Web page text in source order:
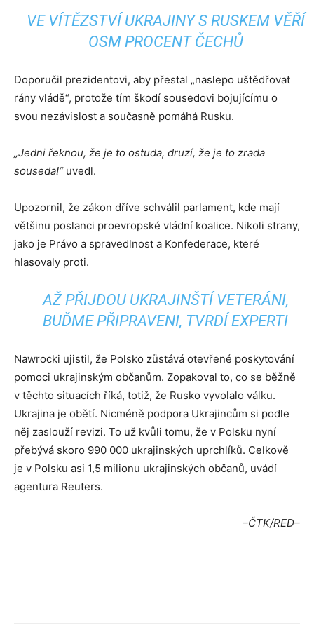
VE VÍTĚZSTVÍ UKRAJINY S RUSKEM VĚŘÍ
OSM PROCENT ČECHŮ
Doporučil prezidentovi, aby přestal „naslepo uštědřovat
rány vládě“, protože tím škodí sousedovi bojujícímu o
svou nezávislost a současně pomáhá Rusku.
„Jedni řeknou, že je to ostuda, druzí, že je to zrada
souseda!“uvedl.
Upozornil, že zákon dříve schválil parlament, kde mají
většinu poslanci proevropské vládní koalice. Nikoli strany,
jako je Právo a spravedlnost a Konfederace, které
hlasovaly proti.
AŽ PŘIJDOU UKRAJINŠTÍ VETERÁNI,
BUĎME PŘIPRAVENI, TVRDÍ EXPERTI
Nawrocki ujistil, že Polsko zůstává otevřené poskytování
pomoci ukrajinským občanům. Zopakoval to, co se běžně
v těchto situacích říká, totiž, že Rusko vyvolalo válku.
Ukrajina je obětí. Nicméně podpora Ukrajincům si podle
něj zaslouží revizi. To už kvůli tomu, že v Polsku nyní
přebývá skoro 990 000 ukrajinských uprchlíků. Celkově
je v Polsku asi 1,5 milionu ukrajinských občanů, uvádí
agentura Reuters.
–ČTK/RED–